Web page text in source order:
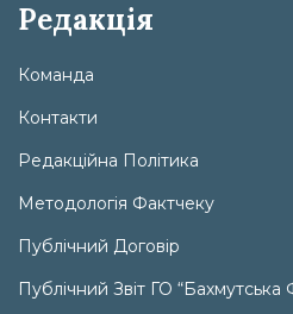
Редакція
Команда
Контакти
Редакційна Політика
Методологія Фактчеку
Публічний Договір
Публічний Звіт ГО